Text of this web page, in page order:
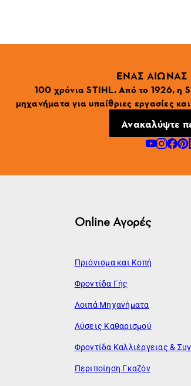
ΕΝΑΣ
100 χρόνια STIHL. Από το 1926, η
μηχανήματα για υπαίθριες εργασίες
Ανακαλύψτε
Online Αγορές
Πριόνισμα και Κοπή
Φροντίδα Γής
Λοιπά Μηχανήματα
Λύσεις Καθαρισμού
Φροντίδα Καλλιέργειας &
Περιποίηση Γκαζόν